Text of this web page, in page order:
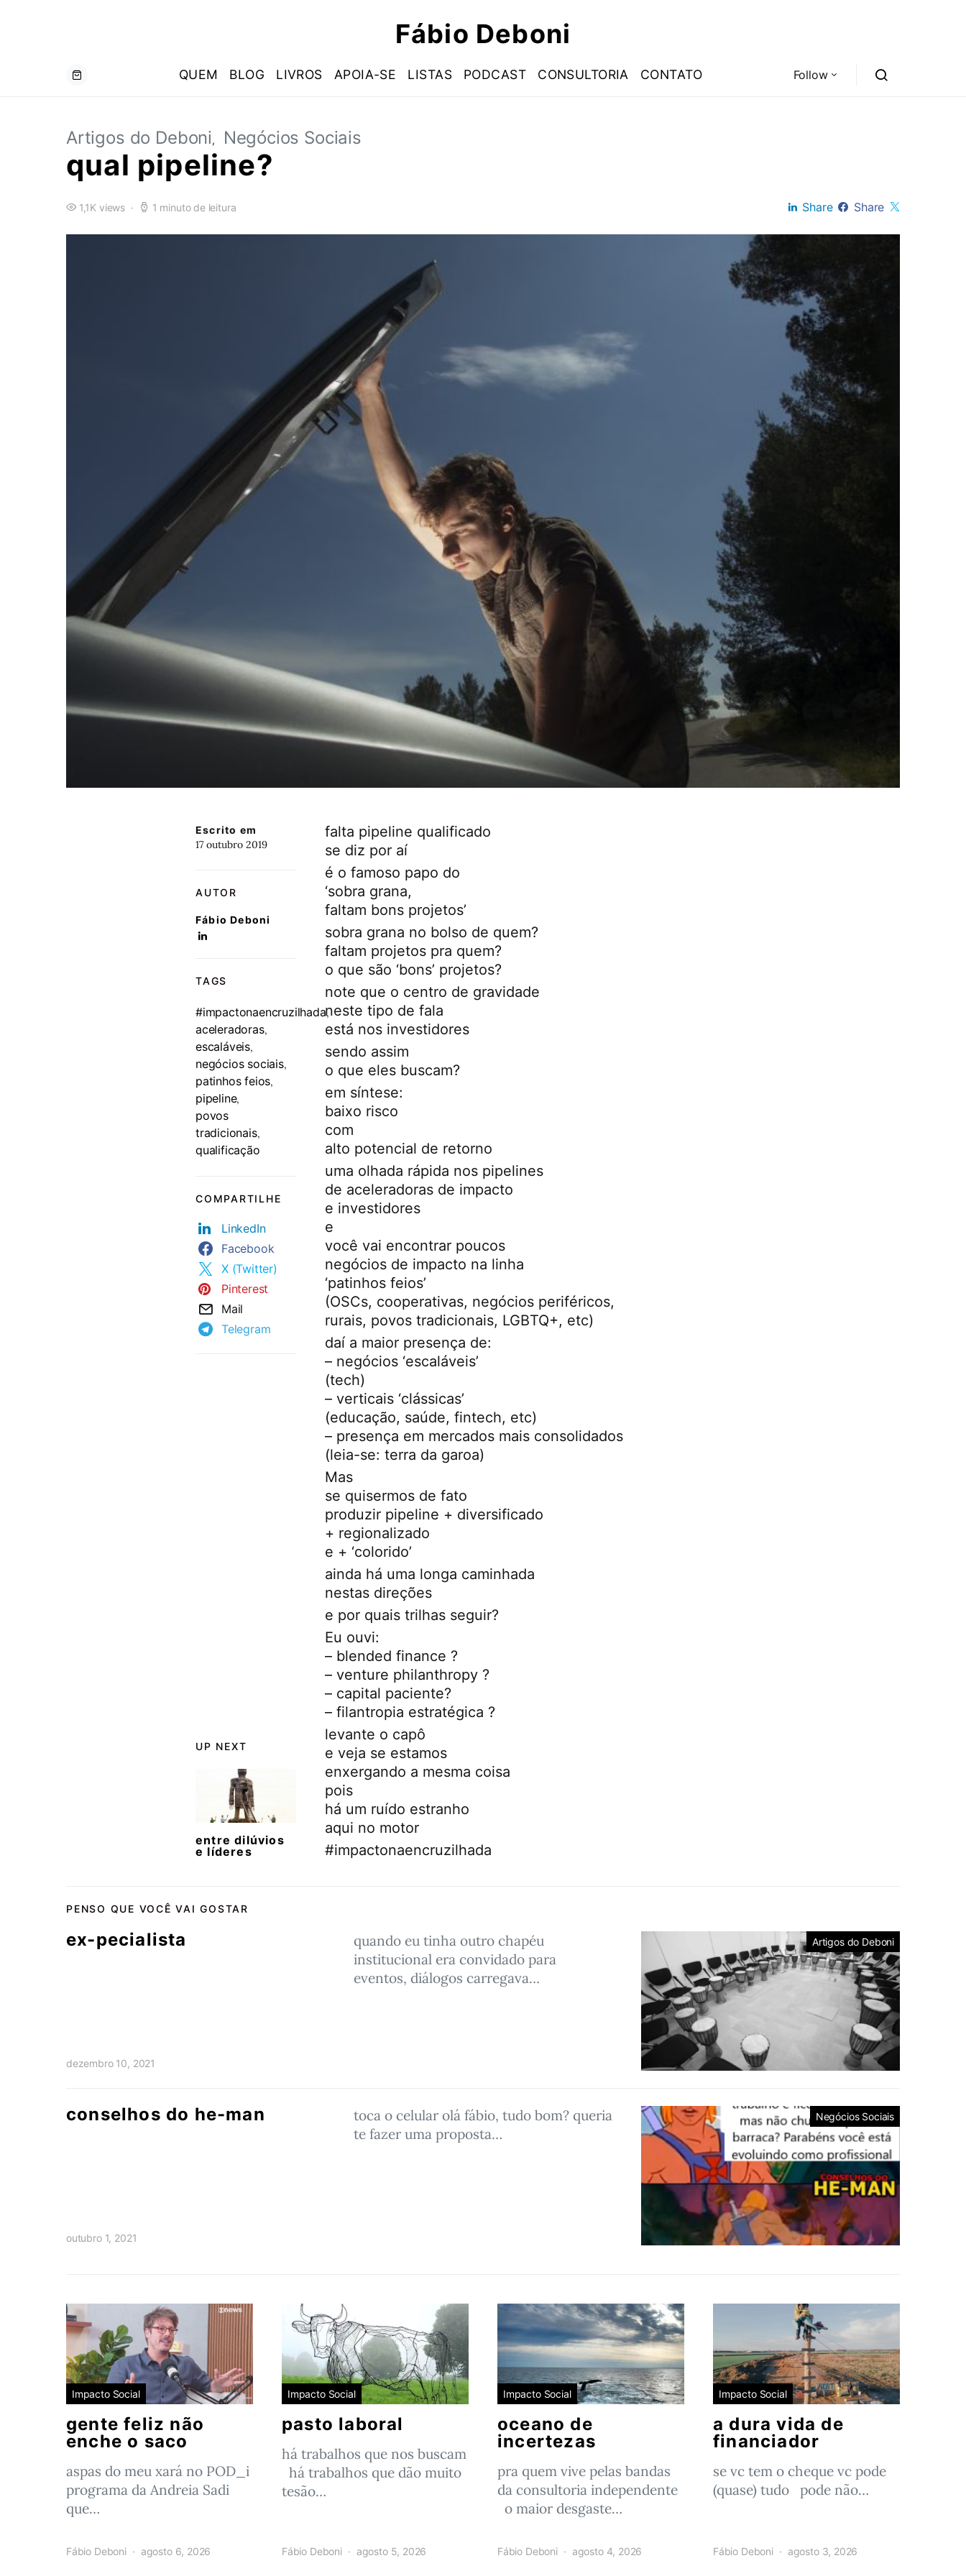
Fábio Deboni
QUEM BLOG LIVROS APOIA-SE LISTAS PODCAST CONSULTORIA CONTATO Follow
Artigos do Deboni Negócios Sociais
qual pipeline?
1,1K views 1 minuto de leitura Share Share
UP NEXT
entre dilúvios
e líderes
Escrito em
17 outubro 2019
AUTOR
Fábio Deboni
TAGS
#impactonaencruzilhada,
aceleradoras,
escaláveis,
negócios sociais,
patinhos feios,
pipeline,
povos
tradicionais,
qualificação
COMPARTILHE
LinkedIn
Facebook
X (Twitter)
Pinterest
Mail
Telegram
falta pipeline qualificado
se diz por aí
é o famoso papo do
‘sobra grana,
faltam bons projetos’
sobra grana no bolso de quem?
faltam projetos pra quem?
o que são ‘bons’ projetos?
note que o centro de gravidade
neste tipo de fala
está nos investidores
sendo assim
o que eles buscam?
em síntese:
baixo risco
com
alto potencial de retorno
uma olhada rápida nos pipelines
de aceleradoras de impacto
e investidores
e
você vai encontrar poucos
negócios de impacto na linha
‘patinhos feios’
(OSCs, cooperativas, negócios periféricos,
rurais, povos tradicionais, LGBTQ+, etc)
daí a maior presença de:
– negócios ‘escaláveis’
(tech)
– verticais ‘clássicas’
(educação, saúde, fintech, etc)
– presença em mercados mais consolidados
(leia-se: terra da garoa)
Mas
se quisermos de fato
produzir pipeline + diversificado
+ regionalizado
e + ‘colorido’
ainda há uma longa caminhada
nestas direções
e por quais trilhas seguir?
Eu ouvi:
– blended finance ?
– venture philanthropy ?
– capital paciente?
– filantropia estratégica ?
levante o capô
e veja se estamos
enxergando a mesma coisa
pois
há um ruído estranho
aqui no motor
#impactonaencruzilhada
PENSO QUE VOCÊ VAI GOSTAR
Artigos do Deboni
ex-pecialista
quando eu tinha outro chapéu
institucional era convidado para
eventos, diálogos carregava…
dezembro 10, 2021
Negócios Sociais
conselhos do he-man
toca o celular olá fábio, tudo bom? queria
te fazer uma proposta…
outubro 1, 2021
Impacto Social
gente feliz não
enche o saco
aspas do meu xará no POD_i
programa da Andreia Sadi
que…
Fábio Deboni agosto 6, 2026
Impacto Social
pasto laboral
há trabalhos que nos buscam
há trabalhos que dão muito
tesão…
Fábio Deboni agosto 5, 2026
Impacto Social
oceano de
incertezas
pra quem vive pelas bandas
da consultoria independente
o maior desgaste…
Fábio Deboni agosto 4, 2026
Impacto Social
a dura vida de
financiador
se vc tem o cheque vc pode
(quase) tudo pode não…
Fábio Deboni agosto 3, 2026